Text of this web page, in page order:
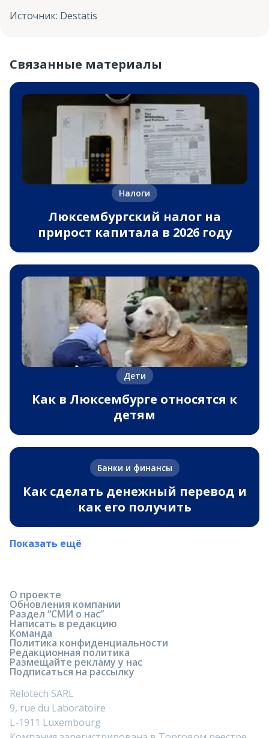
Источник: Destatis
Связанные материалы
Налоги
Люксембургский налог на
прирост капитала в 2026 году
Дети
Как в Люксембурге относятся к
детям
Банки и финансы
Как сделать денежный перевод и
как его получить
Показать ещё
О проекте
Обновления компании
Раздел “СМИ о нас”
Написать в редакцию
Команда
Политика конфиденциальности
Редакционная политика
Размещайте рекламу у нас
Подписаться на рассылку
Relotech SARL
9, rue du Laboratoire
L-1911 Luxembourg